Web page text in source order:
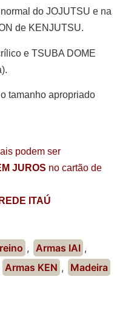
do JOJUTSU e na
de KENJUTSU.
e TSUBA DOME
tamanho apropriado
podem ser
JUROS no cartão de
REDE ITAÚ
, Armas IAI ,
Armas KEN , Madeira